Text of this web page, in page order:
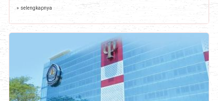
» selengkapnya